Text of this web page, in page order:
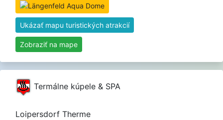
Ukázať mapu turistických atrakcií
Zobraziť na mape
Termálne kúpele & SPA
Loipersdorf Therme